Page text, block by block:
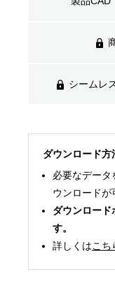
シームレ
ダウンロード方
必要なデー
ウンロードが
ダウンロード
す。
詳しくはこち